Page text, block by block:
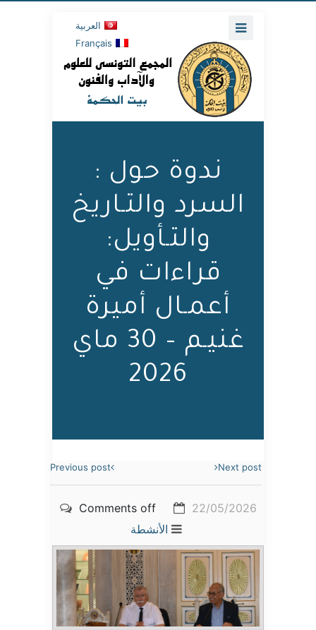
العربية
Français
ندوة‭ ‬حول :
السرد والتـاريخ
والتـأويل:
قراءات في
أعمـال أميرة
غنيـم – 30 ماي
2026
Previous post Next post
22/05/2026
Comments off
الأنشطة